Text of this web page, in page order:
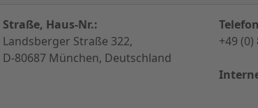
Straße, Haus-Nr.:
Landsberger Straße 322,
D-80687 München, Deutschland
+49 (0)